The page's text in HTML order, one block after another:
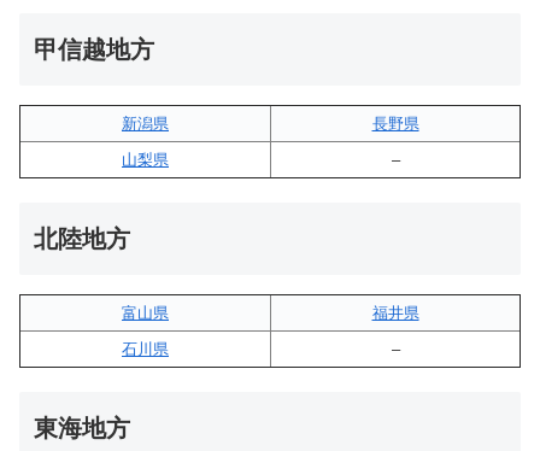
甲信越地方
新潟県
長野県
山梨県
–
北陸地方
富山県
福井県
石川県
–
東海地方